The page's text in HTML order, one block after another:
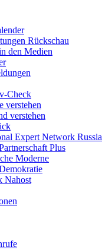
Rückschau
den Medien
Check
verstehen
verstehen
Expert Network Russia
Plus
Moderne
Nahost